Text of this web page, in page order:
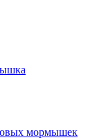
мормышек